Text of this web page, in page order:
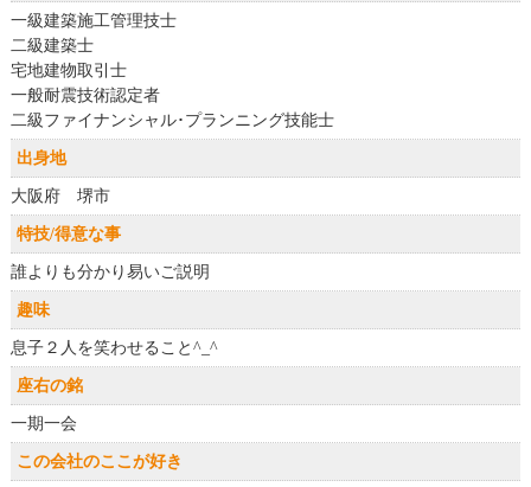
一級建築施工管理技士
二級建築士
宅地建物取引士
一般耐震技術認定者
二級ファイナンシャル･プランニング技能士
出身地
大阪府 堺市
特技/得意な事
誰よりも分かり易いご説明
趣味
息子２人を笑わせること^_^
座右の銘
一期一会
この会社のここが好き